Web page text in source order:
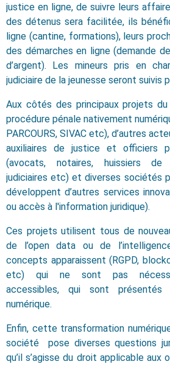
justice en ligne, de suivre leurs
des détenus sera facilitée, ils
ligne (cantine, formations), leurs
des démarches en ligne (demande
d’argent). Les mineurs pris en
judiciaire de la jeunesse seront suivis
Aux côtés des principaux projets du
procédure pénale nativement
PARCOURS, SIVAC etc), d’autres
auxiliaires de justice et officiers
(avocats, notaires, huissiers de
judiciaires etc) et diverses sociétés
développent d’autres services
ou accès à l'information juridique).
Ces projets utilisent tous de
de l’open data ou de
concepts apparaissent (RGPD,
etc) qui ne sont pas
accessibles, qui sont
numérique.
Enfin, cette transformation
société pose diverses questions
qu’il s’agisse du droit applicable aux